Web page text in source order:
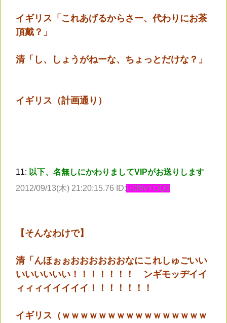
イギリス「これあげるからさー、代わりにお茶
頂戴？」
清「し、しょうがねーな、ちょっとだけな？」
イギリス（計画通り）
11: 以下、名無しにかわりましてVIPがお送りします
2012/09/13(木) 21:20:15.76 ID:U0f8vYOQ0
【そんなわけで】
清「んほぉぉおおおおおおなにこれしゅごいい
いいいいいい！！！！！！！ ンギモッヂイイ
ィィィイイイイイ！！！！！！！
イギリス（ｗｗｗｗｗｗｗｗｗｗｗｗｗｗｗｗ